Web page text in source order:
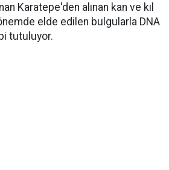
Karatepe'den alınan kan ve kıl
elde edilen bulgularla DNA
tutuluyor.